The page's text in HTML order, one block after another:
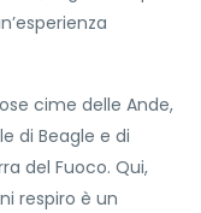
cime delle Ande,
di Beagle e di
del Fuoco. Qui,
respiro è un